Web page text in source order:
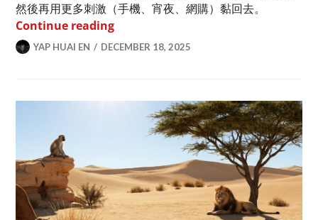
然後再用更多刺激（手機、宵夜、網購）黏回去。
Continue reading人類也需要豐容？你以為只是寵物要放
YAP HUAI EN DECEMBER 18, 2025